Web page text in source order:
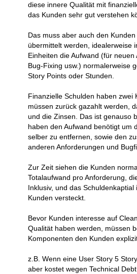
diese innere Qualität mit
das Kunden sehr gut verstehen
Das muss aber auch den
übermittelt werden, idealerweise
Einheiten die Aufwand (für
Bug-Fixing usw.) normalerweise
Story Points oder Stunden.
Finanzielle Schulden haben zwei
müssen zurück gazahlt werden,
und die Zinsen. Das ist genauso
haben den Aufwand benötigt um
selber zu entfernen, sowie den
anderen Anforderungen und
Zur Zeit siehen die Kunden
Totalaufwand pro Anforderung,
Inklusiv, und das Schuldenkaptial
Kunden versteckt.
Bevor Kunden interesse auf
Qualität haben werden, müssen
Komponenten den Kunden
z.B. Wenn eine User Story 5
aber kostet wegen Technical